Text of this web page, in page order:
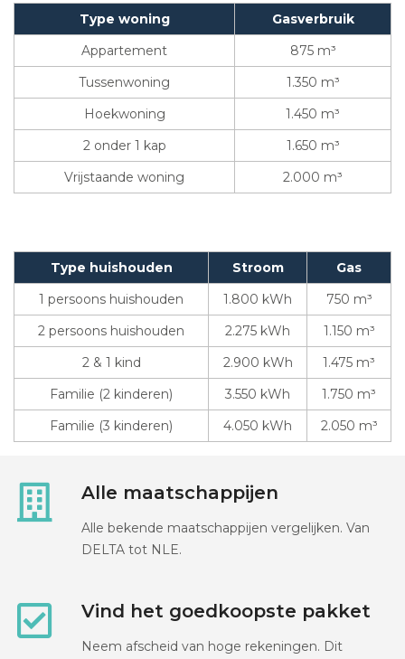
Type woning
Gasverbruik
Appartement
875 m³
Tussenwoning
1.350 m³
Hoekwoning
1.450 m³
2 onder 1 kap
1.650 m³
Vrijstaande woning
2.000 m³
Type huishouden Stroom
Gas
1 persoons huishouden
1.800 kWh
750 m³
2 persoons huishouden
2.275 kWh
1.150 m³
2 & 1 kind
2.900 kWh
1.475 m³
Familie (2 kinderen)
3.550 kWh
1.750 m³
Familie (3 kinderen)
4.050 kWh 2.050 m³
Alle maatschappijen
Alle bekende maatschappijen vergelijken. Van
DELTA tot NLE.
Vind het goedkoopste pakket
Neem afscheid van hoge rekeningen. Dit